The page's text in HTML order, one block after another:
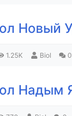
Новый
1.25K Biol 0
Надым